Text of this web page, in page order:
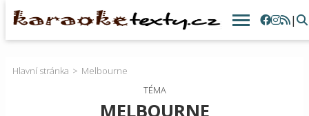
|
Hlavní stránka
Melbourne
TÉMA
MELBOURNE